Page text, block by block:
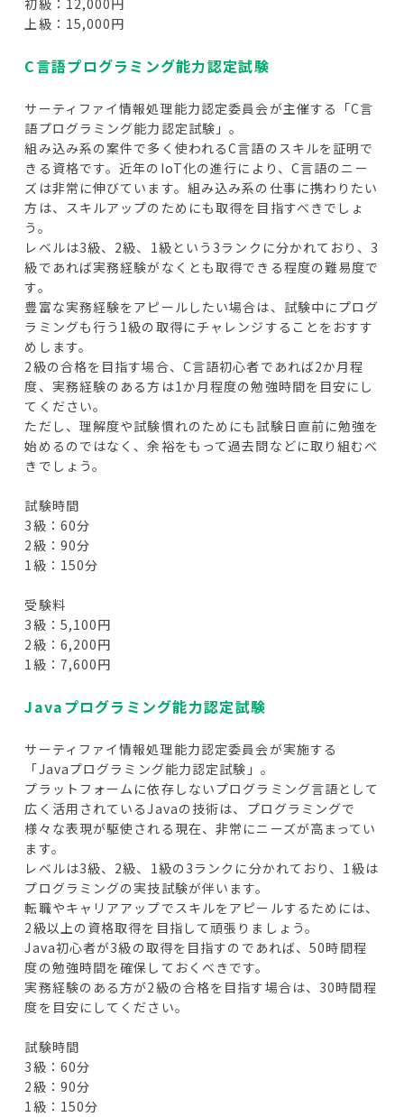
初級：12,000円
上級：15,000円
C言語プログラミング能力認定試験
サーティファイ情報処理能力認定委員会が主催する「C言
語プログラミング能力認定試験」。
組み込み系の案件で多く使われるC言語のスキルを証明で
きる資格です。近年のIoT化の進行により、C言語のニー
ズは非常に伸びています。組み込み系の仕事に携わりたい
方は、スキルアップのためにも取得を目指すべきでしょ
う。
レベルは3級、2級、1級という3ランクに分かれており、3
級であれば実務経験がなくとも取得できる程度の難易度で
す。
豊富な実務経験をアピールしたい場合は、試験中にプログ
ラミングも行う1級の取得にチャレンジすることをおすす
めします。
2級の合格を目指す場合、C言語初心者であれば2か月程
度、実務経験のある方は1か月程度の勉強時間を目安にし
てください。
ただし、理解度や試験慣れのためにも試験日直前に勉強を
始めるのではなく、余裕をもって過去問などに取り組むべ
きでしょう。
試験時間
3級：60分
2級：90分
1級：150分
受験料
3級：5,100円
2級：6,200円
1級：7,600円
Javaプログラミング能力認定試験
サーティファイ情報処理能力認定委員会が実施する
「Javaプログラミング能力認定試験」。
プラットフォームに依存しないプログラミング言語として
広く活用されているJavaの技術は、プログラミングで
様々な表現が駆使される現在、非常にニーズが高まってい
ます。
レベルは3級、2級、1級の3ランクに分かれており、1級は
プログラミングの実技試験が伴います。
転職やキャリアアップでスキルをアピールするためには、
2級以上の資格取得を目指して頑張りましょう。
Java初心者が3級の取得を目指すのであれば、50時間程
度の勉強時間を確保しておくべきです。
実務経験のある方が2級の合格を目指す場合は、30時間程
度を目安にしてください。
試験時間
3級：60分
2級：90分
1級：150分